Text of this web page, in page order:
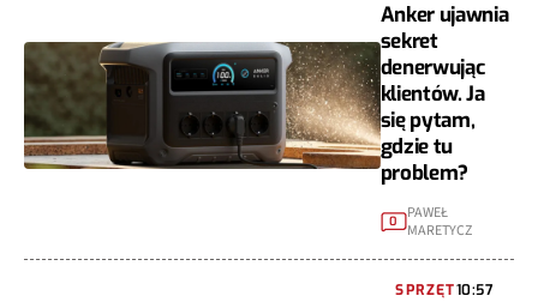
Anker ujawnia
sekret
denerwując
klientów. Ja
się pytam,
gdzie tu
problem?
0
PAWEŁ
MARETYCZ
SPRZĘT10:57